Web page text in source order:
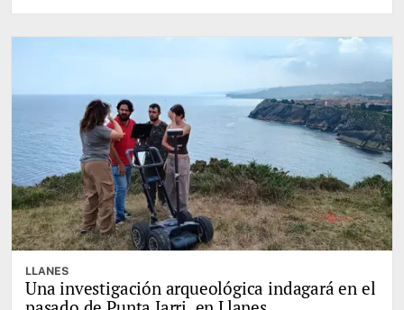
LLANES
Una investigación arqueológica indagará en el